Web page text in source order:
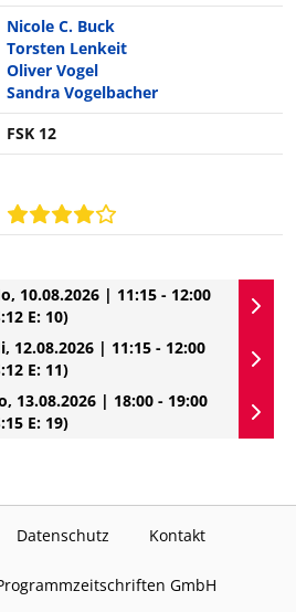
Nicole C. Buck
Torsten Lenkeit
Oliver Vogel
Sandra Vogelbacher
FSK 12
10.08.2026 | 11:15 - 12:00
E: 10)
12.08.2026 | 11:15 - 12:00
E: 11)
13.08.2026 | 18:00 - 19:00
E: 19)
Datenschutz Kontakt
GmbH